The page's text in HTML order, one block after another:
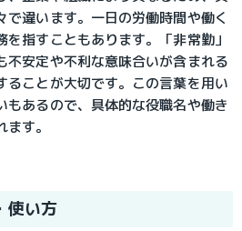
違います。一日の労働時間や働く
指すこともあります。「非常勤」
不安定や不利な意味合いが含まれる
ることが大切です。この言葉を用い
もあるので、具体的な役職名や働き
す。
使い方